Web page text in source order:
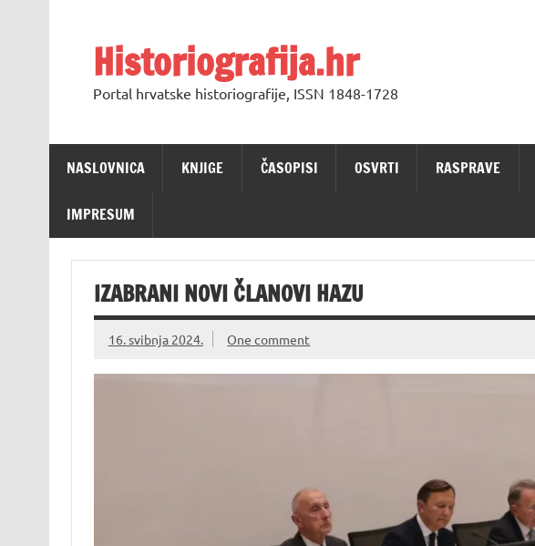
Historiografija.hr
Portal hrvatske historiografije, ISSN 1848-1728
NASLOVNICA KNJIGE ČASOPISI OSVRTI RASPRAVE
IMPRESUM
IZABRANI NOVI ČLANOVI HAZU
16. svibnja 2024. One comment